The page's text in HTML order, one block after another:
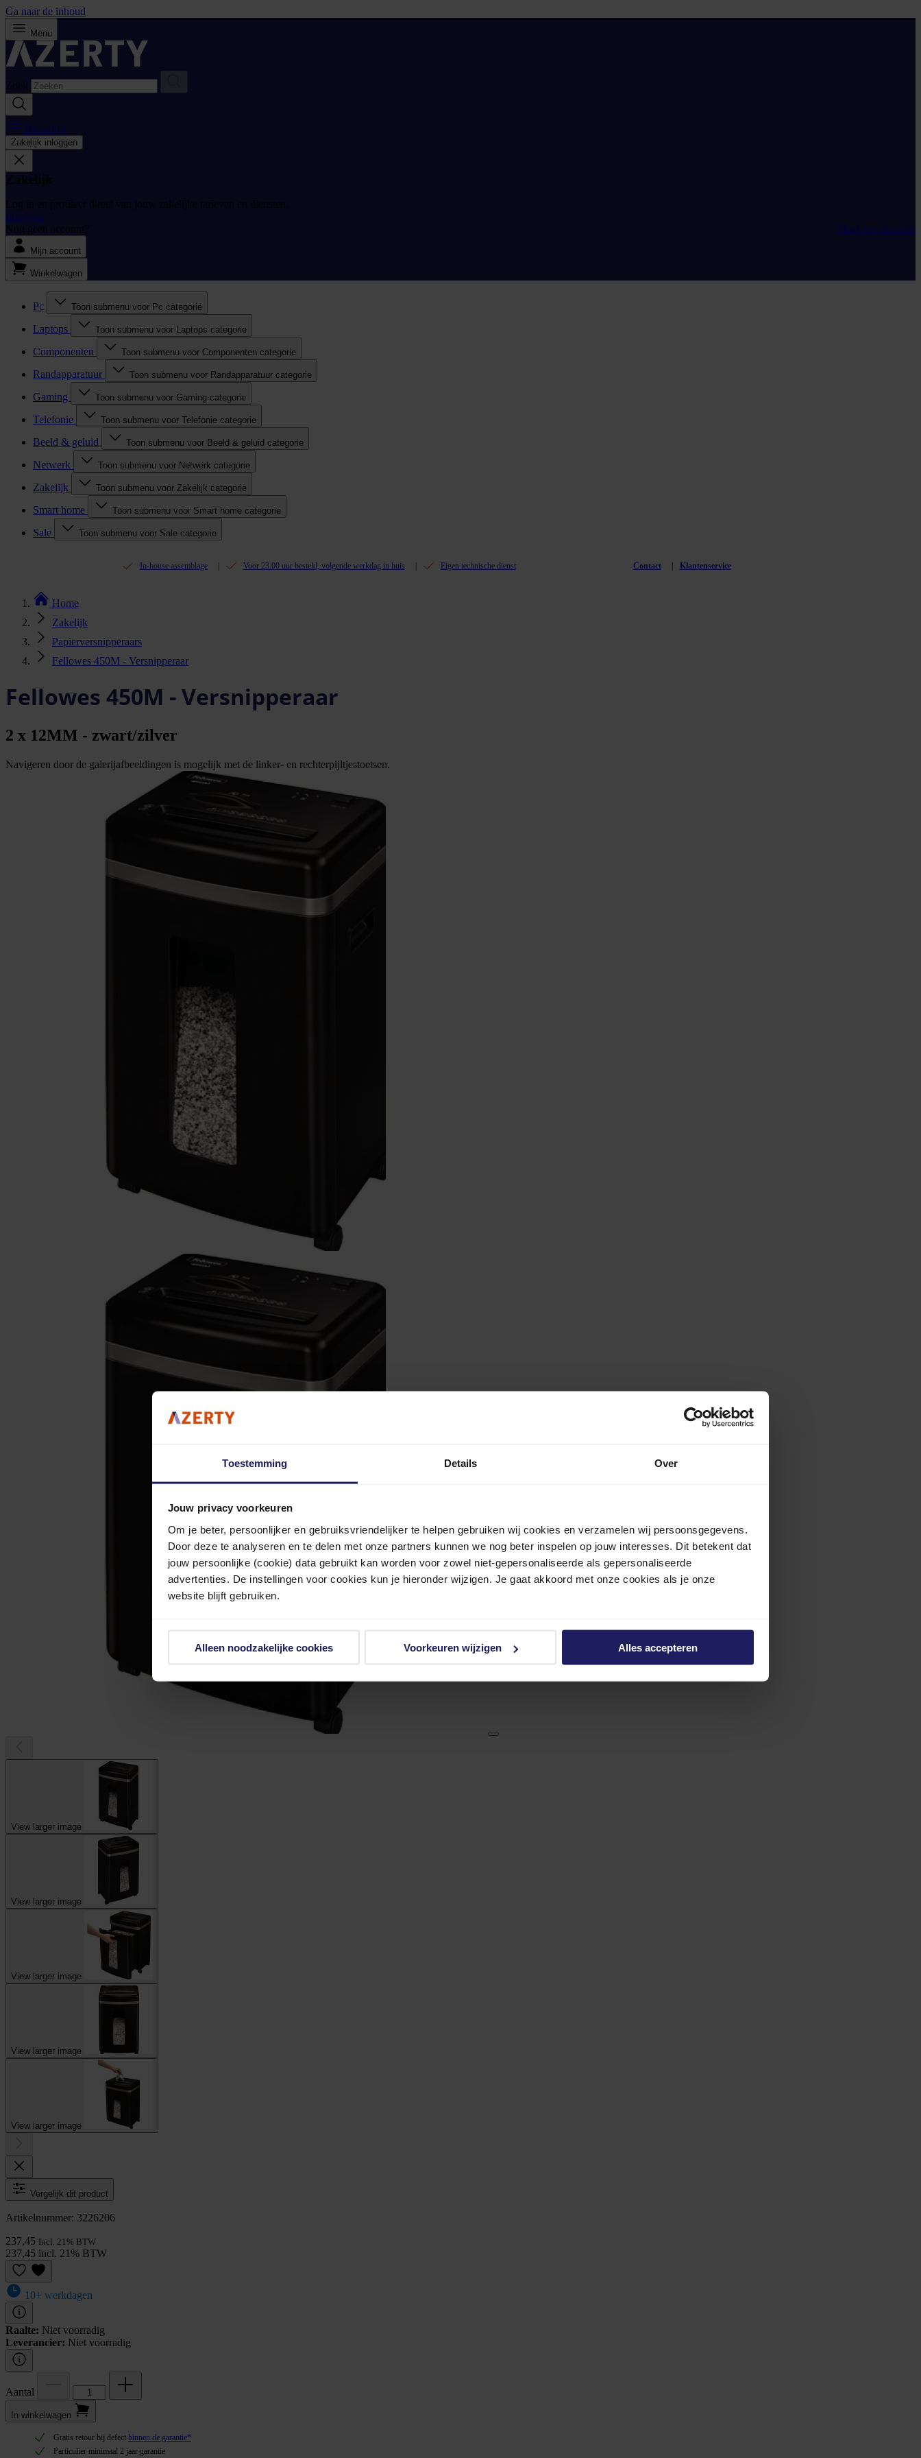
Toestemming Details Over
Jouw privacy voorkeuren
Om je beter, persoonlijker en gebruiksvriendelijker te helpen gebruiken wij cookies en verzamelen wij persoonsgegevens.
Door deze te analyseren en te delen met onze partners kunnen we nog beter inspelen op jouw interesses. Dit betekent dat
jouw persoonlijke (cookie) data gebruikt kan worden voor zowel niet-gepersonaliseerde als gepersonaliseerde
advertenties. De instellingen voor cookies kun je hieronder wijzigen. Je gaat akkoord met onze cookies als je onze
website blijft gebruiken.
Alleen noodzakelijke cookies Voorkeuren wijzigen Alles accepteren
Ga naar de inhoud
Menu
Zoek
Bestellijst
Zakelijk inloggen
Zakelijk
Log in en profiteer direct van jouw zakelijke tarieven en diensten.
Inloggen
Nog geen account?
Maak een account
Mijn account
Winkelwagen
Pc Toon submenu voor Pc categorie
Laptops Toon submenu voor Laptops categorie
Componenten Toon submenu voor Componenten categorie
Randapparatuur Toon submenu voor Randapparatuur categorie
Gaming Toon submenu voor Gaming categorie
Telefonie Toon submenu voor Telefonie categorie
Beeld & geluid Toon submenu voor Beeld & geluid categorie
Netwerk Toon submenu voor Netwerk categorie
Zakelijk Toon submenu voor Zakelijk categorie
Smart home Toon submenu voor Smart home categorie
Sale Toon submenu voor Sale categorie
In-house assemblage Voor 23.00 uur besteld, volgende werkdag in huis Eigen technische dienst Contact Klantenservice
Home
Zakelijk
Papierversnipperaars
Fellowes 450M - Versnipperaar
Fellowes 450M - Versnipperaar
2 x 12MM - zwart/zilver
Navigeren door de galerijafbeeldingen is mogelijk met de linker- en rechterpijltjestoetsen.
View larger image
View larger image
View larger image
View larger image
View larger image
Vergelijk dit product
Artikelnummer: 3226206
237,45 Incl. 21% BTW
237,45 incl. 21% BTW
10+ werkdagen
Raalte: Niet voorradig
Leverancier: Niet voorradig
Aantal
In winkel­wagen
Gratis retour bij defect binnen de garantie*
Particulier minimaal 2 jaar garantie